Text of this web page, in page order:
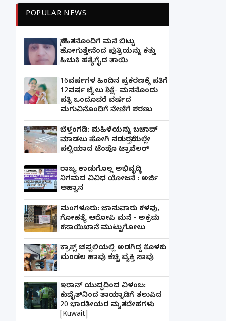
POPULAR NEWS
ಸ್ನೇಹಿತನೊಂದಿಗೆ ಮನೆ ಬಿಟ್ಟು
ಹೋಗುತ್ತೇನೆಂದ ಪುತ್ರಿಯನ್ನು ಕತ್ತು
ಹಿಚುಕಿ ಹತ್ಯೆಗೈದ ತಾಯಿ
16ವರ್ಷಗಳ ಹಿಂದಿನ ಪ್ರಕರಣಕ್ಕೆ ಪತಿಗೆ
12ವರ್ಷ ಜೈಲು ಶಿಕ್ಷೆ- ಮನನೊಂದು
ಪತ್ನಿ ಒಂದೂವರೆ ವರ್ಷದ
ಮಗುವಿನೊಂದಿಗೆ ನೇಣಿಗೆ ಶರಣು
ಬೆಳ್ತಂಗಡಿ: ಮಹಿಳೆಯನ್ನು ಬಚಾವ್
ಮಾಡಲು ಹೋಗಿ ನಡುರಸ್ತೆಯಲ್ಲೇ
ಪಲ್ಟಿಯಾದ ಟೆಂಪೊ ಟ್ರಾವೆಲರ್
ರಾಜ್ಯ ಕಾಡುಗೊಲ್ಲ ಅಭಿವೃದ್ಧಿ
ನಿಗಮದ ವಿವಿಧ ಯೋಜನೆ : ಅರ್ಜಿ
ಆಹ್ವಾನ
ಮಂಗಳೂರು: ಜಾನುವಾರು ಕಳವು,
ಗೋಹತ್ಯೆ ಆರೋಪಿ ಮನೆ - ಅಕ್ರಮ
ಕಸಾಯಿಖಾನೆ ಮುಟ್ಟುಗೋಲು
ಕ್ರಾಕ್ಸ್ ಚಪ್ಪಲಿಯಲ್ಲಿ ಅಡಗಿದ್ದ ಕೊಳಕು
ಮಂಡಲ ಹಾವು ಕಚ್ಚಿ ವ್ಯಕ್ತಿ ಸಾವು
ಇರಾನ್ ಯುದ್ಧದಿಂದ ವಿಳಂಬ:
ಕುವೈತ್‌ನಿಂದ ತಾಯ್ನಾಡಿಗೆ ತಲುಪಿದ
20 ಭಾರತೀಯರ ಮೃತದೇಹಗಳು
[Kuwait]